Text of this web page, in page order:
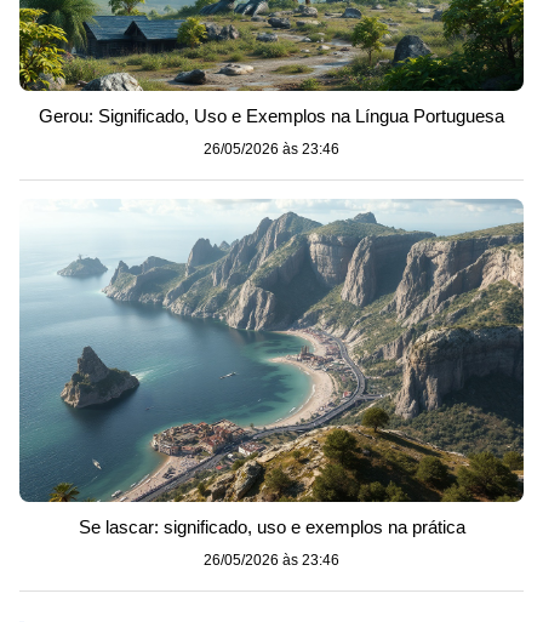
Gerou: Significado, Uso e Exemplos na Língua Portuguesa
26/05/2026 às 23:46
Se lascar: significado, uso e exemplos na prática
26/05/2026 às 23:46